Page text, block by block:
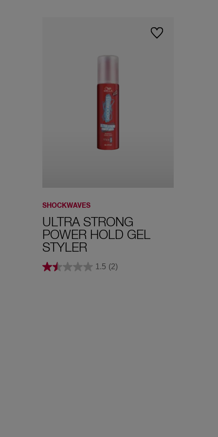
SHOCKWAVES
ULTRA STRONG
POWER HOLD GEL
STYLER
1.5 (2)